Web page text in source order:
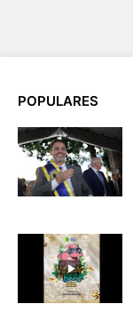
POPULARES